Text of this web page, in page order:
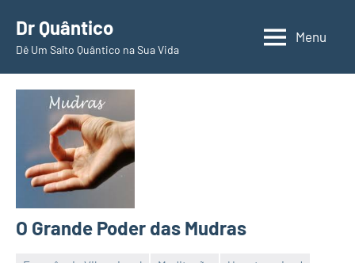
para
conteúdo
Dr Quântico
Dê Um Salto Quântico na Sua Vida
Menu
O Grande Poder das Mudras